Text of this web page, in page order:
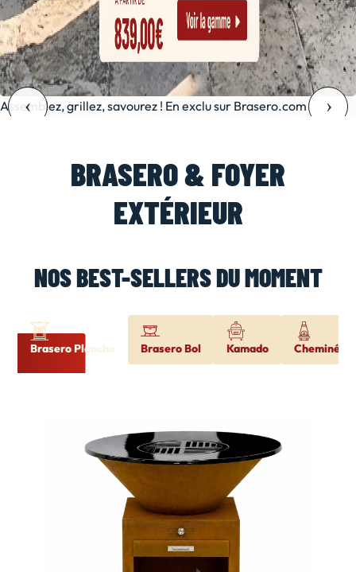
Assemblez, grillez, savourez ! En exclu sur Brasero.com
BRASERO & FOYER
EXTÉRIEUR
NOS BEST-SELLERS DU MOMENT
Brasero Plancha Brasero Bol Kamado Cheminée